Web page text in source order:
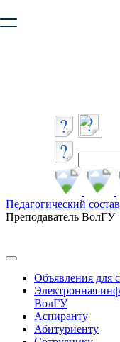
безопасную работу с
Педагогический состав
Преподаватель ВолГУ
Объявления для
Электронная
ВолГУ
Аспиранту
Абитуриенту